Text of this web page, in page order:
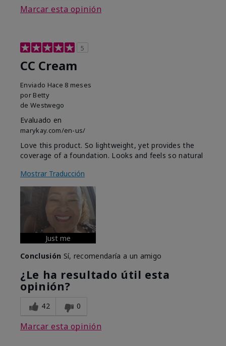
Marcar esta opinión
5
CC Cream
Enviado Hace 8 meses
por Betty
de Westwego
Evaluado en
marykay.com/en-us/
Love this product. So lightweight, yet provides the
coverage of a foundation. Looks and feels so natural
Mostrar Traducción
Just me
Conclusión Sí, recomendaría a un amigo
¿Le ha resultado útil esta
opinión?
42 0
Marcar esta opinión